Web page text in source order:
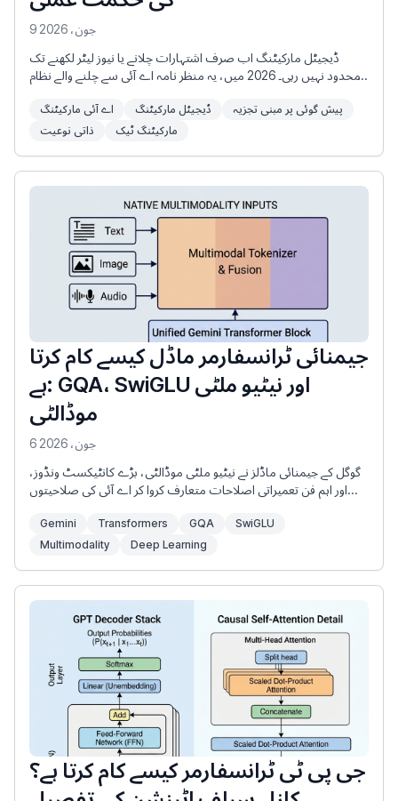
9 جون، 2026
ڈیجیٹل مارکیٹنگ اب صرف اشتہارات چلانے یا نیوز لیٹر لکھنے تک
محدود نہیں رہی۔ 2026 میں، یہ منظر نامہ اے آئی سے چلنے والے نظام
انتہائی ذاتی نوعیت (hyper-personalized) کے تجربات کی طرف
منتقل ہو رہا ہے۔ حقیقی وقت میں صارفین کے رویے کا تجزیہ کرکے،
اے آئی مارکیٹنگ ڈیجیٹل مارکیٹنگ
پیش گوئی پر مبنی تجزیہ
ذاتی نوعیت
مارکیٹنگ ٹیک
جیمنائی ٹرانسفارمر ماڈل کیسے کام کرتا
ہے: GQA، SwiGLU اور نیٹیو ملٹی
موڈالٹی
6 جون، 2026
گوگل کے جیمنائی ماڈلز نے نیٹیو ملٹی موڈالٹی، بڑے کانٹیکسٹ ونڈوز،
اور اہم فن تعمیراتی اصلاحات متعارف کروا کر اے آئی کی صلاحیتوں
برعکس، جیمنائی کو پہلے دن سے ہی متعدد قسم کے ڈیٹا کو سنبھالنے
کے لیے بنایا گیا ہے اور یہ انتہائی موثر توجہ کے میکانزم کا استعمال کرتا ہے۔
Gemini Transformers GQA
SwiGLU
Multimodality
Deep Learning
جی پی ٹی ٹرانسفارمر کیسے کام کرتا ہے؟